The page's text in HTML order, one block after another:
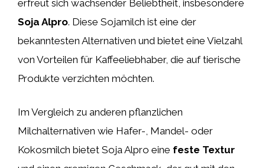
erfreut sich wachsender Beliebtheit, insbesondere
Soja Alpro. Diese Sojamilch ist eine der
bekanntesten Alternativen und bietet eine Vielzahl
von Vorteilen für Kaffeeliebhaber, die auf tierische
Produkte verzichten möchten.
Im Vergleich zu anderen pflanzlichen
Milchalternativen wie Hafer-, Mandel- oder
Kokosmilch bietet Soja Alpro eine feste Textur